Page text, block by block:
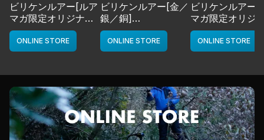
ビリケンルアー[ルア
マガ限定オリジナル
カラー／LMチャー
ト]
deps
ONLINE STORE
ビリケンルアー[金／
銀／銅]
deps
ONLINE STORE
ビリケンルアー[
マガ限定オリジ
カラー／LMボー
ワイト]
deps
ONLINE STORE